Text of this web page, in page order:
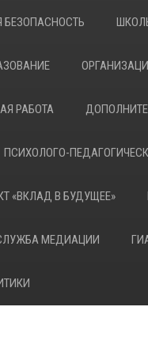
РАБОТА
ПСИХОЛОГО-
«ВКЛАД В БУДУЩЕЕ»
МЕДИАЦИИ